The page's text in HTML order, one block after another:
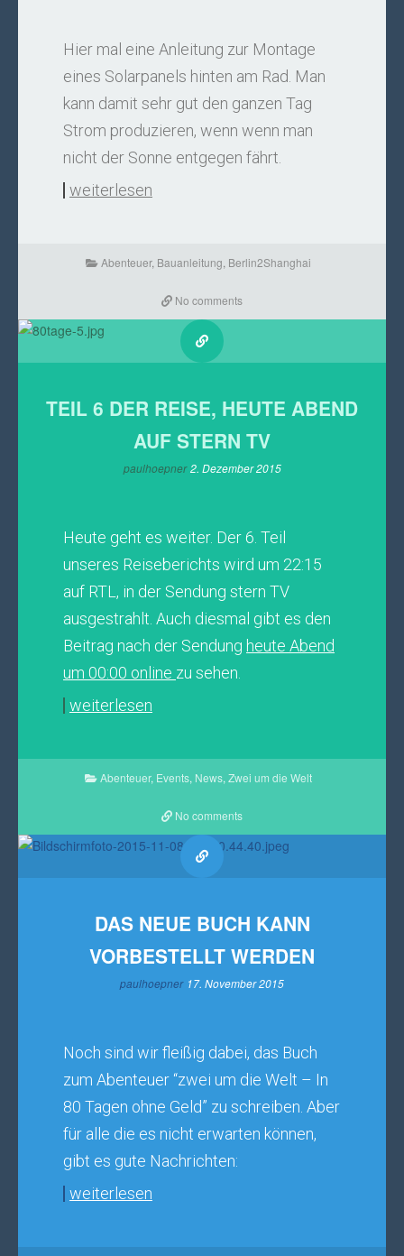
Hier mal eine Anleitung zur Montage
eines Solarpanels hinten am Rad. Man
kann damit sehr gut den ganzen Tag
Strom produzieren, wenn wenn man
nicht der Sonne entgegen fährt.
weiterlesen
Abenteuer, Bauanleitung, Berlin2Shanghai
No comments
TEIL 6 DER REISE, HEUTE ABEND
AUF STERN TV
paulhoepner 2. Dezember 2015
Heute geht es weiter. Der 6. Teil
unseres Reiseberichts wird um 22:15
auf RTL, in der Sendung stern TV
ausgestrahlt. Auch diesmal gibt es den
Beitrag nach der Sendung heute Abend
um 00:00 online zu sehen.
weiterlesen
Abenteuer, Events, News, Zwei um die Welt
No comments
DAS NEUE BUCH KANN
VORBESTELLT WERDEN
paulhoepner 17. November 2015
Noch sind wir fleißig dabei, das Buch
zum Abenteuer “zwei um die Welt – In
80 Tagen ohne Geld” zu schreiben. Aber
für alle die es nicht erwarten können,
gibt es gute Nachrichten:
weiterlesen